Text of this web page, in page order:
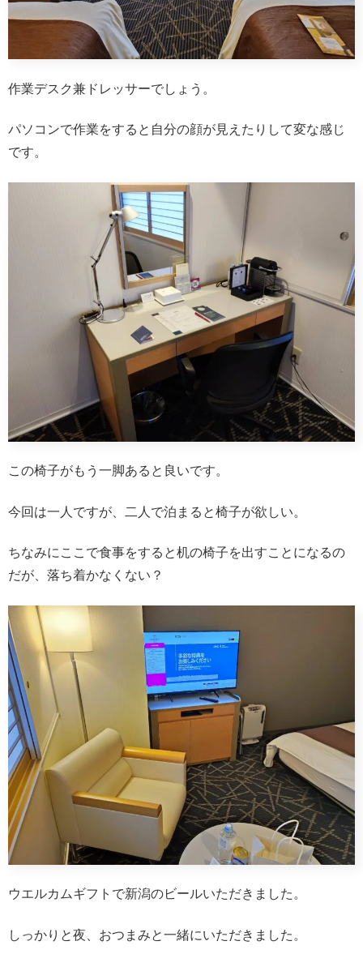
作業デスク兼ドレッサーでしょう。
パソコンで作業をすると自分の顔が見えたりして変な感じ
です。
この椅子がもう一脚あると良いです。
今回は一人ですが、二人で泊まると椅子が欲しい。
ちなみにここで食事をすると机の椅子を出すことになるの
だが、落ち着かなくない？
ウエルカムギフトで新潟のビールいただきました。
しっかりと夜、おつまみと一緒にいただきました。